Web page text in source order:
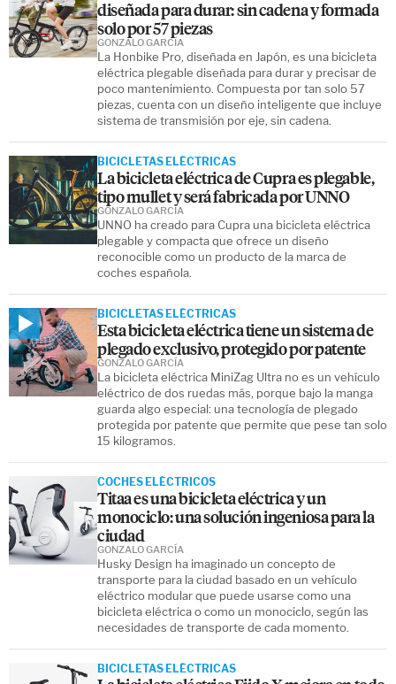
diseñada para durar: sin cadena y formada
solo por 57 piezas
La Honbike Pro, diseñada en Japón, es una bicicleta
eléctrica plegable diseñada para durar y precisar de
poco mantenimiento. Compuesta por tan solo 57
piezas, cuenta con un diseño inteligente que incluye
sistema de transmisión por eje, sin cadena.
GONZALO GARCÍA
BICICLETAS ELÉCTRICAS
La bicicleta eléctrica de Cupra es plegable,
tipo mullet y será fabricada por UNNO
UNNO ha creado para Cupra una bicicleta eléctrica
plegable y compacta que ofrece un diseño
reconocible como un producto de la marca de
coches española.
GONZALO GARCÍA
BICICLETAS ELÉCTRICAS
Esta bicicleta eléctrica tiene un sistema de
plegado exclusivo, protegido por patente
La bicicleta eléctrica MiniZag Ultra no es un vehículo
eléctrico de dos ruedas más, porque bajo la manga
guarda algo especial: una tecnología de plegado
protegida por patente que permite que pese tan solo
15 kilogramos.
GONZALO GARCÍA
COCHES ELÉCTRICOS
Titaa es una bicicleta eléctrica y un
monociclo: una solución ingeniosa para la
ciudad
Husky Design ha imaginado un concepto de
transporte para la ciudad basado en un vehículo
eléctrico modular que puede usarse como una
bicicleta eléctrica o como un monociclo, según las
necesidades de transporte de cada momento.
GONZALO GARCÍA
BICICLETAS ELÉCTRICAS